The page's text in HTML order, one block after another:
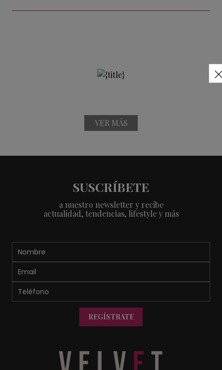
VER MÁS
SUSCRÍBETE
a nuestro newsletter y recibe
actualidad, tendencias, lifestyle y más
REGÍSTRATE